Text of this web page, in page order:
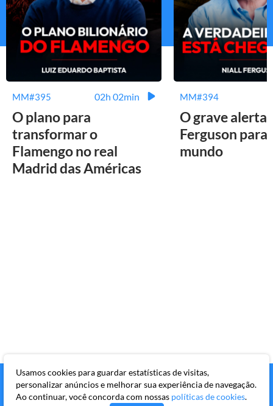
MM#395 02h 02min
O plano para
transformar o
Flamengo no real
Madrid das Américas
MM#394
O grave alerta
Ferguson para
mundo
Usamos cookies para guardar estatísticas de visitas,
personalizar anúncios e melhorar sua experiência de navegação.
Ao continuar, você concorda com nossas políticas de cookies.